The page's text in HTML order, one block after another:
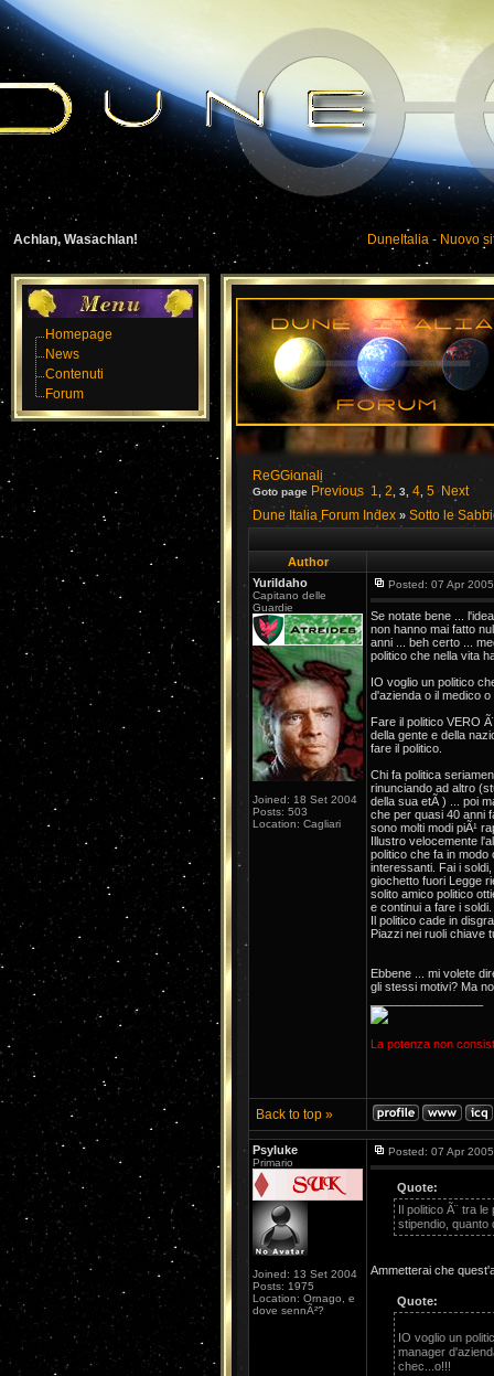
Achlan, Wasachlan! DuneItalia - Nuovo
Homepage
News
Contenuti
Forum
ReGGionali
Goto page Previous 1 2 3 4 5 Next
Dune Italia Forum Index » Sotto le
Author
YuriIdaho
Capitano delle
Guardie
Joined: 18 Set 2004
Posts: 503
Location: Cagliari
Posted: 07 Apr
Se notate bene ...
non hanno mai fatto
anni ... beh certo ...
politico che nella vita
IO voglio un politico
d'azienda o il medico
Fare il politico VERO
della gente e della
fare il politico.
Chi fa politica
rinunciando ad altro
della sua etÃ ) ... poi
che per quasi 40 anni
sono molti modi piÃ¹
Illustro velocemente
politico che fa in modo
interessanti. Fai i
giochetto fuori Legge
solito amico politico
e continui a fare i soldi.
Il politico cade in
Piazzi nei ruoli chiave
Ebbene ... mi volete
gli stessi motivi? Ma
La potenza non
Back to top »
Psyluke
Primario
Joined: 13 Set 2004
Posts: 1975
Location: Ornago, e
dove sennÃ²?
Posted: 07 Apr
Quote:
Il politico Ã¨ tra
stipendio, quanto
Ammetterai che
Quote:
IO voglio un
manager
chec...o!!!